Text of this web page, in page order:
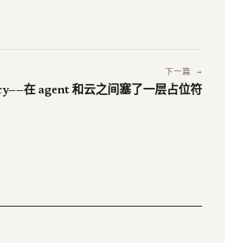
下一篇 →
在 agent 和云之间塞了一层占位符